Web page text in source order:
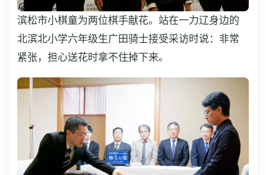
滨松市小棋童为两位棋手献花。站在一力辽身边的
北滨北小学六年级生广田骑士接受采访时说：非常
紧张，担心送花时拿不住掉下来。